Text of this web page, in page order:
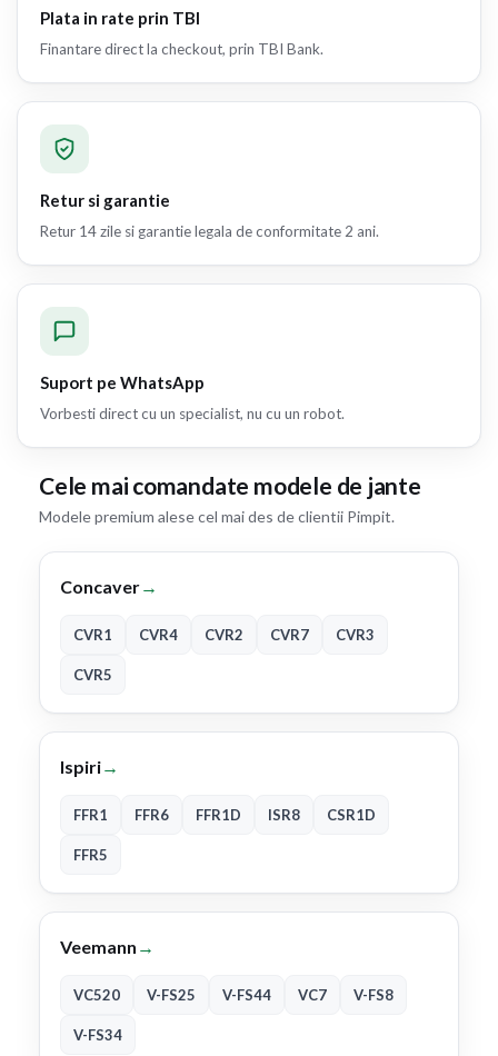
Plata in rate prin TBI
Finantare direct la checkout, prin TBI Bank.
Retur si garantie
Retur 14 zile si garantie legala de conformitate 2 ani.
Suport pe WhatsApp
Vorbesti direct cu un specialist, nu cu un robot.
Cele mai comandate modele de jante
Modele premium alese cel mai des de clientii Pimpit.
Concaver→
CVR1 CVR4 CVR2 CVR7 CVR3
CVR5
Ispiri→
FFR1 FFR6 FFR1D ISR8 CSR1D
FFR5
Veemann →
VC520 V-FS25 V-FS44 VC7 V-FS8
V-FS34